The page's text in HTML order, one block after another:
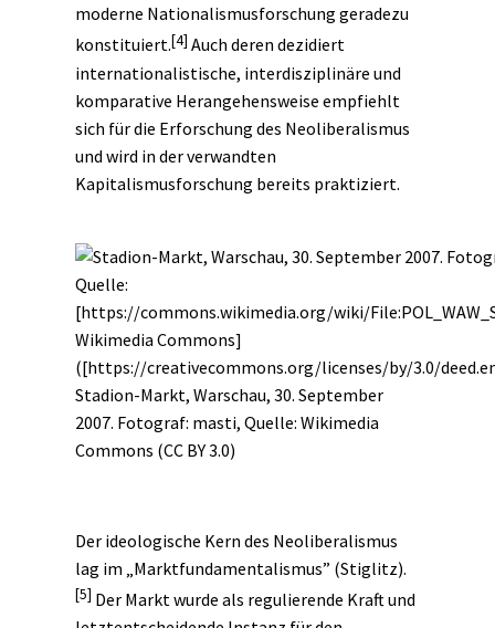
moderne Nationalismusforschung geradezu
konstituiert.[4] Auch deren dezidiert
internationalistische, interdisziplinäre und
komparative Herangehensweise empfiehlt
sich für die Erforschung des Neoliberalismus
und wird in der verwandten
Kapitalismusforschung bereits praktiziert.
Stadion-Markt, Warschau, 30. September
2007. Fotograf: masti, Quelle: Wikimedia
Commons (CC BY 3.0)
Der ideologische Kern des Neoliberalismus
lag im „Marktfundamentalismus” (Stiglitz).
[5] Der Markt wurde als regulierende Kraft und